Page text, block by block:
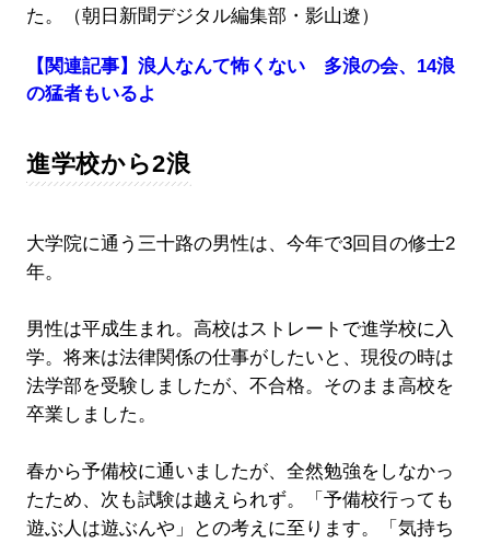
た。（朝日新聞デジタル編集部・影山遼）
【関連記事】浪人なんて怖くない 多浪の会、14浪
の猛者もいるよ
進学校から2浪
大学院に通う三十路の男性は、今年で3回目の修士2
年。
男性は平成生まれ。高校はストレートで進学校に入
学。将来は法律関係の仕事がしたいと、現役の時は
法学部を受験しましたが、不合格。そのまま高校を
卒業しました。
春から予備校に通いましたが、全然勉強をしなかっ
たため、次も試験は越えられず。「予備校行っても
遊ぶ人は遊ぶんや」との考えに至ります。「気持ち